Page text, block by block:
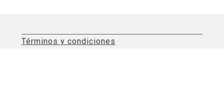
Términos y condiciones